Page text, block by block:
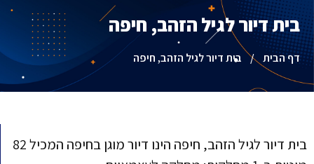
בית דיור לגיל הזהב, חיפה
דף הבית / בית דיור לגיל הזהב, חיפה
בית דיור לגיל הזהב, חיפה הינו דיור מוגן בחיפה המכיל 82